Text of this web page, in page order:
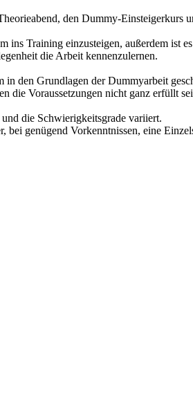
den Dummy-Einsteigerkurs
ins Training einzusteigen, außerdem ist
die Arbeit kennenzulernen.
den Grundlagen der Dummyarbeit
die Voraussetzungen nicht ganz erfüllt
die Schwierigkeitsgrade variiert.
bei genügend Vorkenntnissen, eine